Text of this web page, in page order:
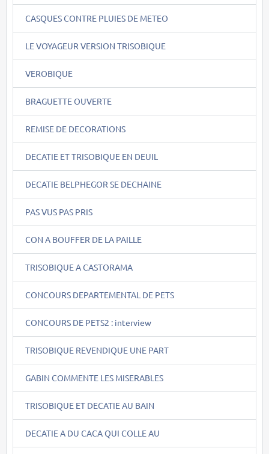
CASQUES CONTRE PLUIES DE METEO
LE VOYAGEUR VERSION TRISOBIQUE
VEROBIQUE
BRAGUETTE OUVERTE
REMISE DE DECORATIONS
DECATIE ET TRISOBIQUE EN DEUIL
DECATIE BELPHEGOR SE DECHAINE
PAS VUS PAS PRIS
CON A BOUFFER DE LA PAILLE
TRISOBIQUE A CASTORAMA
CONCOURS DEPARTEMENTAL DE PETS
CONCOURS DE PETS2 : interview
TRISOBIQUE REVENDIQUE UNE PART
GABIN COMMENTE LES MISERABLES
TRISOBIQUE ET DECATIE AU BAIN
DECATIE A DU CACA QUI COLLE AU